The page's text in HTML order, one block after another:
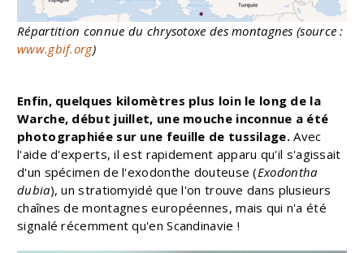
Répartition connue du chrysotoxe des montagnes (source :
www.gbif.org)
Enfin, quelques kilomètres plus loin le long de la
Warche, début juillet, une mouche inconnue a été
photographiée sur une feuille de tussilage.Avec
l'aide d'experts, il est rapidement apparu qu'il s'agissait
d'un spécimen de l'exodonthe douteuse (Exodontha
dubia), un stratiomyidé que l'on trouve dans plusieurs
chaînes de montagnes européennes, mais qui n'a été
signalé récemment qu'en Scandinavie !